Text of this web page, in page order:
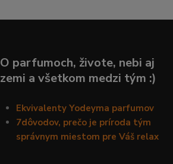
O parfumoch, živote, nebi aj
zemi a všetkom medzi tým :)
Ekvivalenty Yodeyma parfumov
7dôvodov, prečo je príroda tým
správnym miestom pre Váš relax